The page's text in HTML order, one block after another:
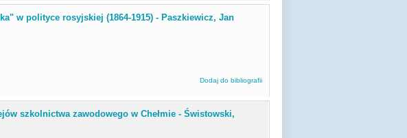
w polityce rosyjskiej (1864-1915) - Paszkiewicz, Jan
Dodaj do bibliografii
szkolnictwa zawodowego w Chełmie - Świstowski,